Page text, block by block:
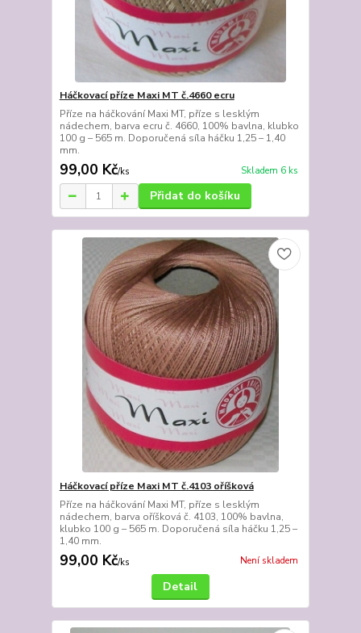
Háčkovací příze Maxi MT č.4660 ecru
Příze na háčkování Maxi MT, příze s lesklým
nádechem, barva ecru č. 4660, 100% bavlna, klubko
100 g – 565 m. Doporučená síla háčku 1,25 – 1,40
mm.
99,00 Kč/ks Skladem 6 ks
Přidat do košíku
Háčkovací příze Maxi MT č.4103 oříšková
Příze na háčkování Maxi MT, příze s lesklým
nádechem, barva oříšková č. 4103, 100% bavlna,
klubko 100 g – 565 m. Doporučená síla háčku 1,25 –
1,40 mm.
99,00 Kč/ks Není skladem
Detail